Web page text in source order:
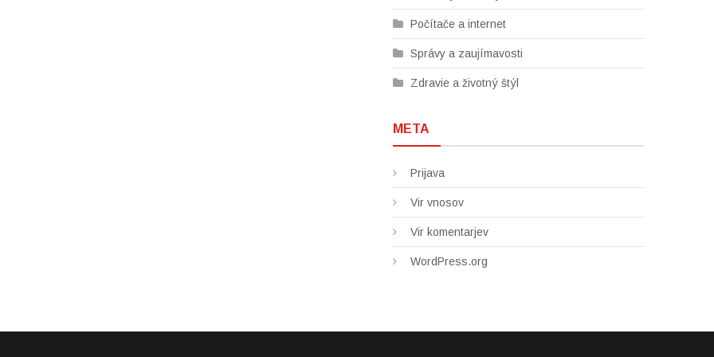
Počítače a internet
Správy a zaujímavosti
Zdravie a životný štýl
META
Prijava
Vir vnosov
Vir komentarjev
WordPress.org